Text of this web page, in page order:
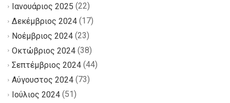
Ιανουάριος 2025 (22)
Δεκέμβριος 2024 (17)
Νοέμβριος 2024 (23)
Οκτώβριος 2024 (38)
Σεπτέμβριος 2024 (44)
Αύγουστος 2024 (73)
Ιούλιος 2024 (51)